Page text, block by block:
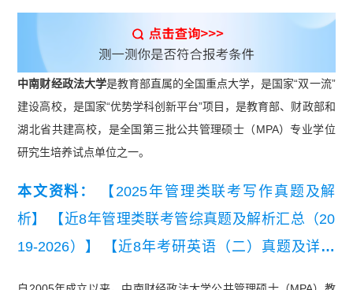
中南财经政法大学是教育部直属的全国重点大学，是国家“双一流”
建设高校，是国家“优势学科创新平台”项目，是教育部、财政部和
湖北省共建高校，是全国第三批公共管理硕士（MPA）专业学位
研究生培养试点单位之一。
本文资料：
【2025年管理类联考写作真题及解
析】
【近8年管理类联考管综真题及解析汇总（20
19-2026）】
【近8年考研英语（二）真题及详细